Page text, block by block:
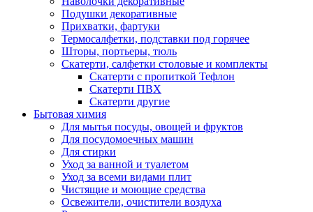
Подушки декоративные
Прихватки, фартуки
Термосалфетки, подставки под горячее
Шторы, портьеры, тюль
Скатерти, салфетки столовые и комплекты
Скатерти с пропиткой Тефлон
Скатерти ПВХ
Скатерти другие
Бытовая химия
Для мытья посуды, овощей и фруктов
Для посудомоечных машин
Для стирки
Уход за ванной и туалетом
Уход за всеми видами плит
Чистящие и моющие средства
Освежители, очистители воздуха